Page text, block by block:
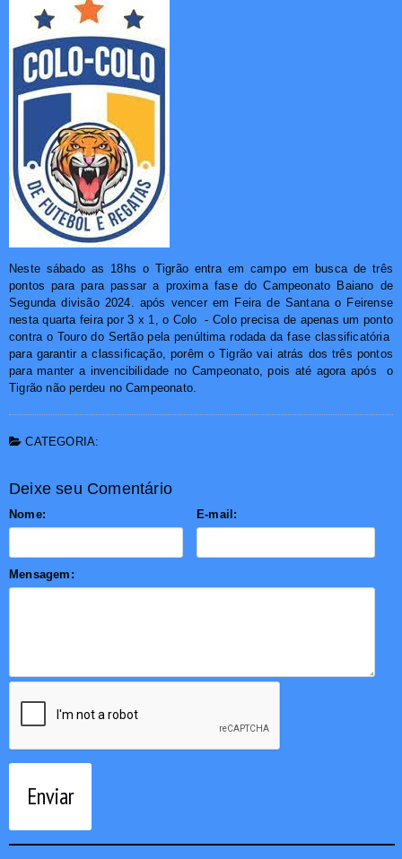
Neste sábado as 18hs o Tigrão entra em campo em busca de três
pontos para para passar a proxima fase do Campeonato Baiano de
Segunda divisão 2024. após vencer em Feira de Santana o Feirense
nesta quarta feira por 3 x 1, o Colo - Colo precisa de apenas um ponto
contra o Touro do Sertão pela penúltima rodada da fase classificatória
para garantir a classificação, porêm o Tigrão vai atrás dos três pontos
para manter a invencibilidade no Campeonato, pois até agora após o
Tigrão não perdeu no Campeonato.
CATEGORIA:
Deixe seu Comentário
Nome: E-mail:
Mensagem:
Enviar